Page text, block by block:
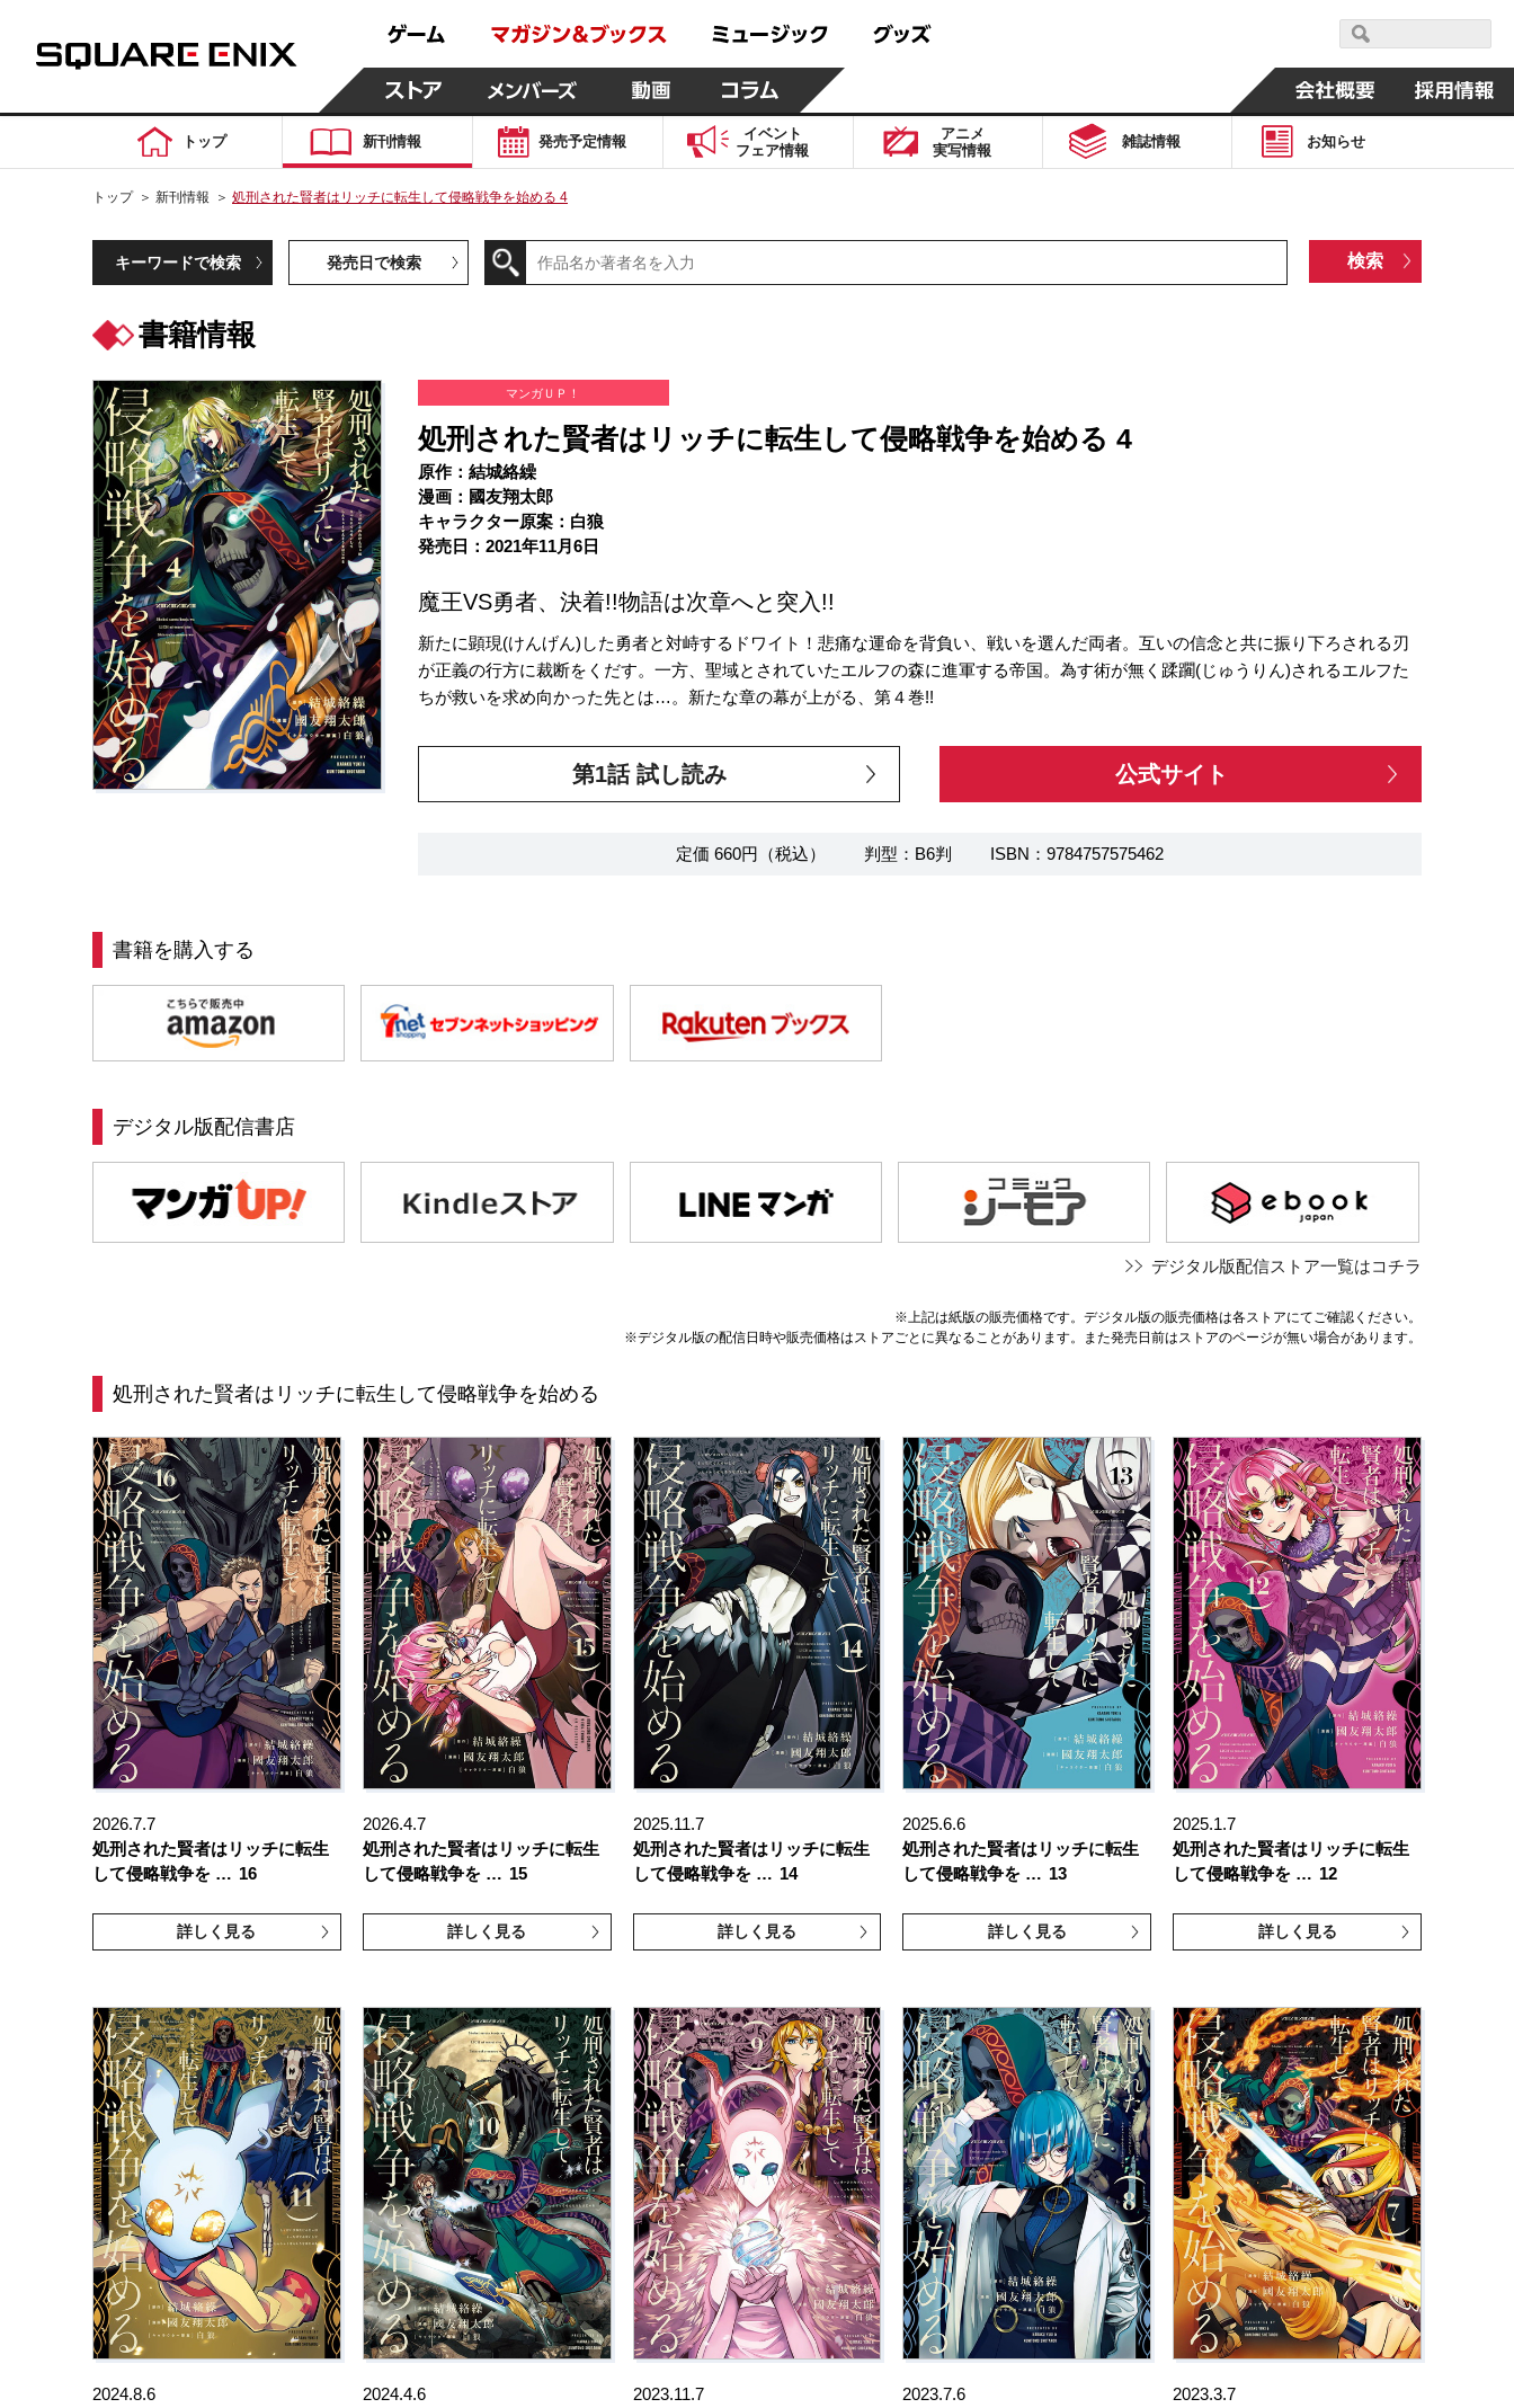
トップ 新刊情報 発売予定情報
イベント
フェア情報
アニメ
実写情報
雑誌情報 お知らせ
トップ ＞ 新刊情報 ＞ 処刑された賢者はリッチに転生して侵略戦争を始める 4
キーワードで検索 発売日で検索
書籍情報
マンガＵＰ！
処刑された賢者はリッチに転生して侵略戦争を始める 4
原作：結城絡繰
漫画：國友翔太郎
キャラクター原案：白狼
発売日：2021年11月6日
魔王VS勇者、決着!!物語は次章へと突入!!
新たに顕現(けんげん)した勇者と対峙するドワイト！悲痛な運命を背負い、戦いを選んだ両者。互いの信念と共に振り下ろされる刃
が正義の行方に裁断をくだす。一方、聖域とされていたエルフの森に進軍する帝国。為す術が無く蹂躙(じゅうりん)されるエルフた
ちが救いを求め向かった先とは…。新たな章の幕が上がる、第４巻!!
第1話 試し読み 公式サイト
定価 660円（税込） 判型：B6判 ISBN：9784757575462
書籍を購入する
デジタル版配信書店
デジタル版配信ストア一覧はコチラ
※上記は紙版の販売価格です。デジタル版の販売価格は各ストアにてご確認ください。
※デジタル版の配信日時や販売価格はストアごとに異なることがあります。また発売日前はストアのページが無い場合があります。
処刑された賢者はリッチに転生して侵略戦争を始める
2026.7.7
処刑された賢者はリッチに転生
して侵略戦争を … 16
詳しく見る
2026.4.7
処刑された賢者はリッチに転生
して侵略戦争を … 15
詳しく見る
2025.11.7
処刑された賢者はリッチに転生
して侵略戦争を … 14
詳しく見る
2025.6.6
処刑された賢者はリッチに転生
して侵略戦争を … 13
詳しく見る
2025.1.7
処刑された賢者はリッチに転生
して侵略戦争を … 12
詳しく見る
2024.8.6
2024.4.6
2023.11.7
2023.7.6
2023.3.7